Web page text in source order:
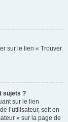
sur le lien « Trouver
sujets ?
sur le lien
l’utilisateur, soit en
» sur la page de